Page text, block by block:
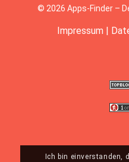
© 2026 Apps-Finder –
Impressum |
Ich bin einverstanden,